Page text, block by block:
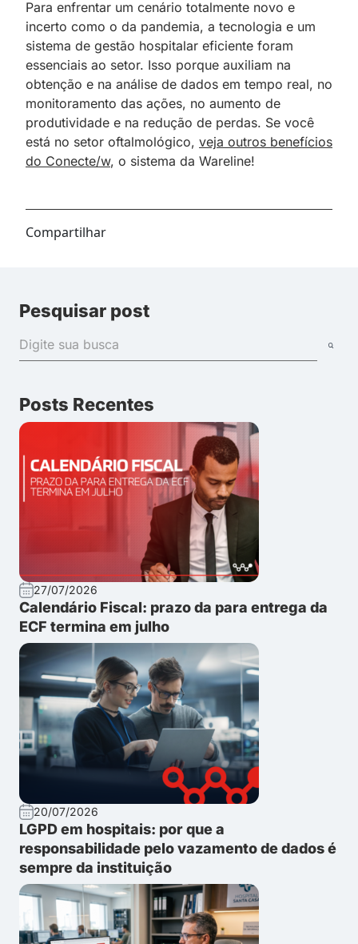
Para enfrentar um cenário totalmente novo e
incerto como o da pandemia, a tecnologia e um
sistema de gestão hospitalar eficiente foram
essenciais ao setor. Isso porque auxiliam na
obtenção e na análise de dados em tempo real, no
monitoramento das ações, no aumento de
produtividade e na redução de perdas. Se você
está no setor oftalmológico, veja outros benefícios
do Conecte/w, o sistema da Wareline!
Compartilhar
Pesquisar post
Posts Recentes
27/07/2026
Calendário Fiscal: prazo da para entrega da
ECF termina em julho
20/07/2026
LGPD em hospitais: por que a
responsabilidade pelo vazamento de dados é
sempre da instituição